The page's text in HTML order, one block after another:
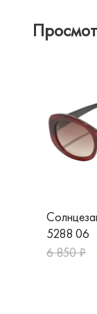
5288 06
6 850 ₽